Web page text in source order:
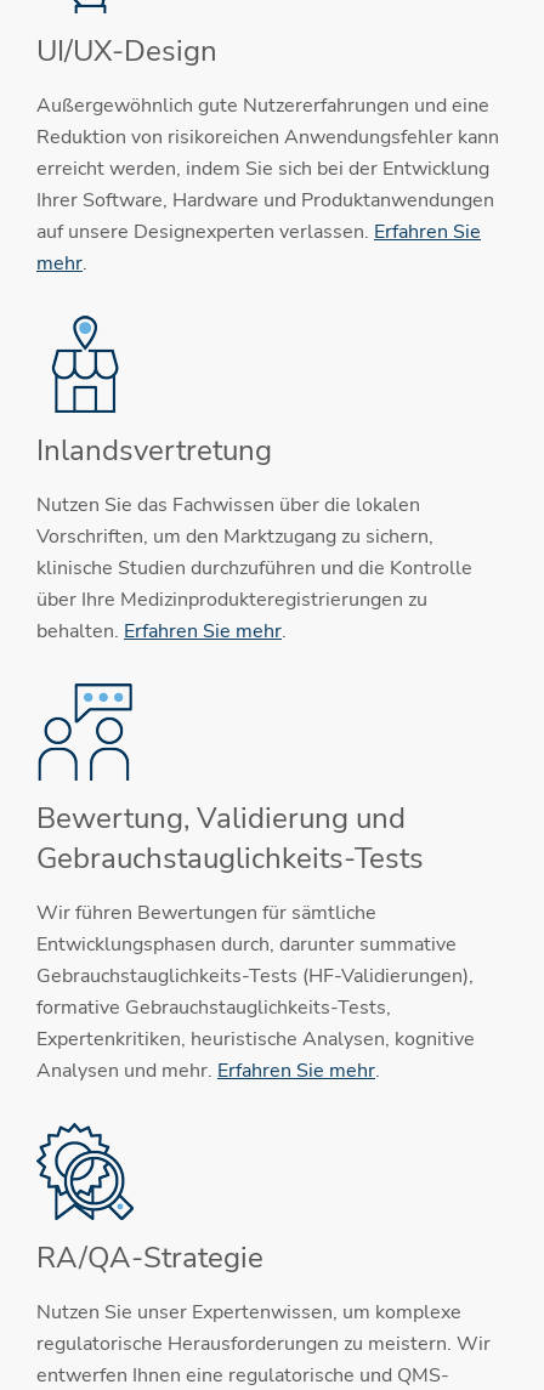
UI/UX-Design
Außergewöhnlich gute Nutzererfahrungen und eine
Reduktion von risikoreichen Anwendungsfehler kann
erreicht werden, indem Sie sich bei der Entwicklung
Ihrer Software, Hardware und Produktanwendungen
auf unsere Designexperten verlassen. Erfahren Sie
mehr.
Inlandsvertretung
Nutzen Sie das Fachwissen über die lokalen
Vorschriften, um den Marktzugang zu sichern,
klinische Studien durchzuführen und die Kontrolle
über Ihre Medizinprodukteregistrierungen zu
behalten. Erfahren Sie mehr.
Bewertung, Validierung und
Gebrauchstauglichkeits-Tests
Wir führen Bewertungen für sämtliche
Entwicklungsphasen durch, darunter summative
Gebrauchstauglichkeits-Tests (HF-Validierungen),
formative Gebrauchstauglichkeits-Tests,
Expertenkritiken, heuristische Analysen, kognitive
Analysen und mehr. Erfahren Sie mehr.
RA/QA-Strategie
Nutzen Sie unser Expertenwissen, um komplexe
regulatorische Herausforderungen zu meistern. Wir
entwerfen Ihnen eine regulatorische und QMS-